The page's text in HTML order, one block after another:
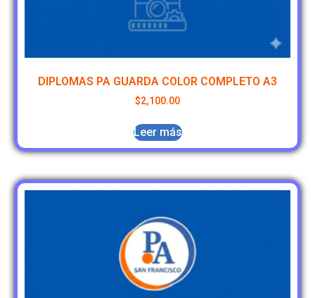
DIPLOMAS PA GUARDA COLOR COMPLETO A3
$2,100.00
Leer más